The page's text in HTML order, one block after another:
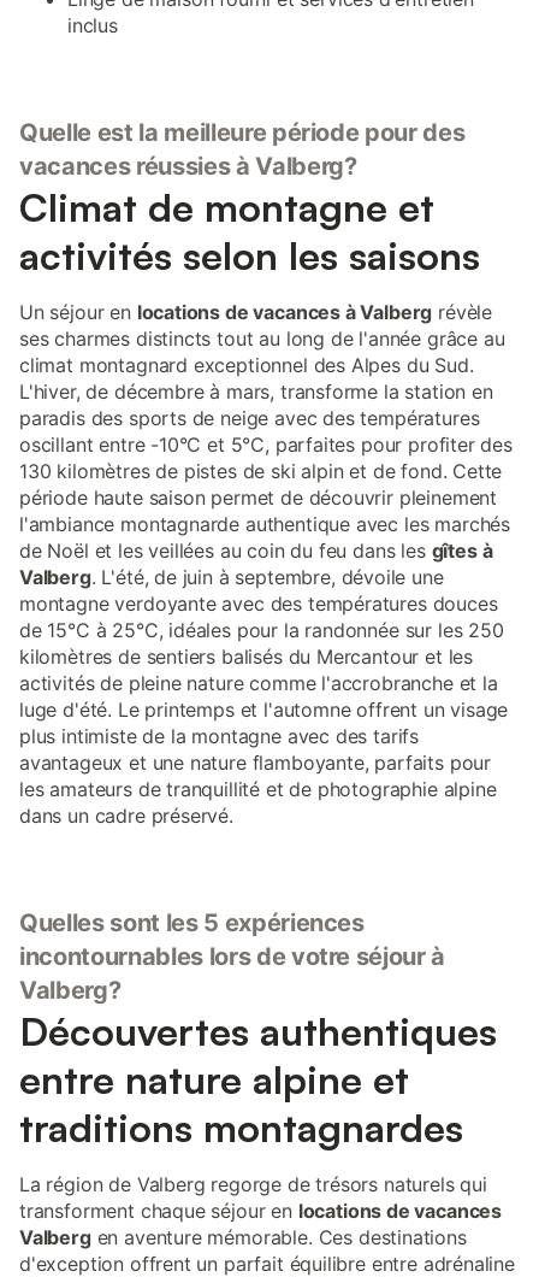
inclus
Quelle est la meilleure période pour des
vacances réussies à Valberg?
Climat de montagne et
activités selon les saisons
Un séjour en locations de vacances à Valberg révèle
ses charmes distincts tout au long de l'année grâce au
climat montagnard exceptionnel des Alpes du Sud.
L'hiver, de décembre à mars, transforme la station en
paradis des sports de neige avec des températures
oscillant entre -10°C et 5°C, parfaites pour profiter des
130 kilomètres de pistes de ski alpin et de fond. Cette
période haute saison permet de découvrir pleinement
l'ambiance montagnarde authentique avec les marchés
de Noël et les veillées au coin du feu dans les gîtes à
Valberg. L'été, de juin à septembre, dévoile une
montagne verdoyante avec des températures douces
de 15°C à 25°C, idéales pour la randonnée sur les 250
kilomètres de sentiers balisés du Mercantour et les
activités de pleine nature comme l'accrobranche et la
luge d'été. Le printemps et l'automne offrent un visage
plus intimiste de la montagne avec des tarifs
avantageux et une nature flamboyante, parfaits pour
les amateurs de tranquillité et de photographie alpine
dans un cadre préservé.
Quelles sont les 5 expériences
incontournables lors de votre séjour à
Valberg?
Découvertes authentiques
entre nature alpine et
traditions montagnardes
La région de Valberg regorge de trésors naturels qui
transforment chaque séjour en locations de vacances
Valbergen aventure mémorable. Ces destinations
d'exception offrent un parfait équilibre entre adrénaline